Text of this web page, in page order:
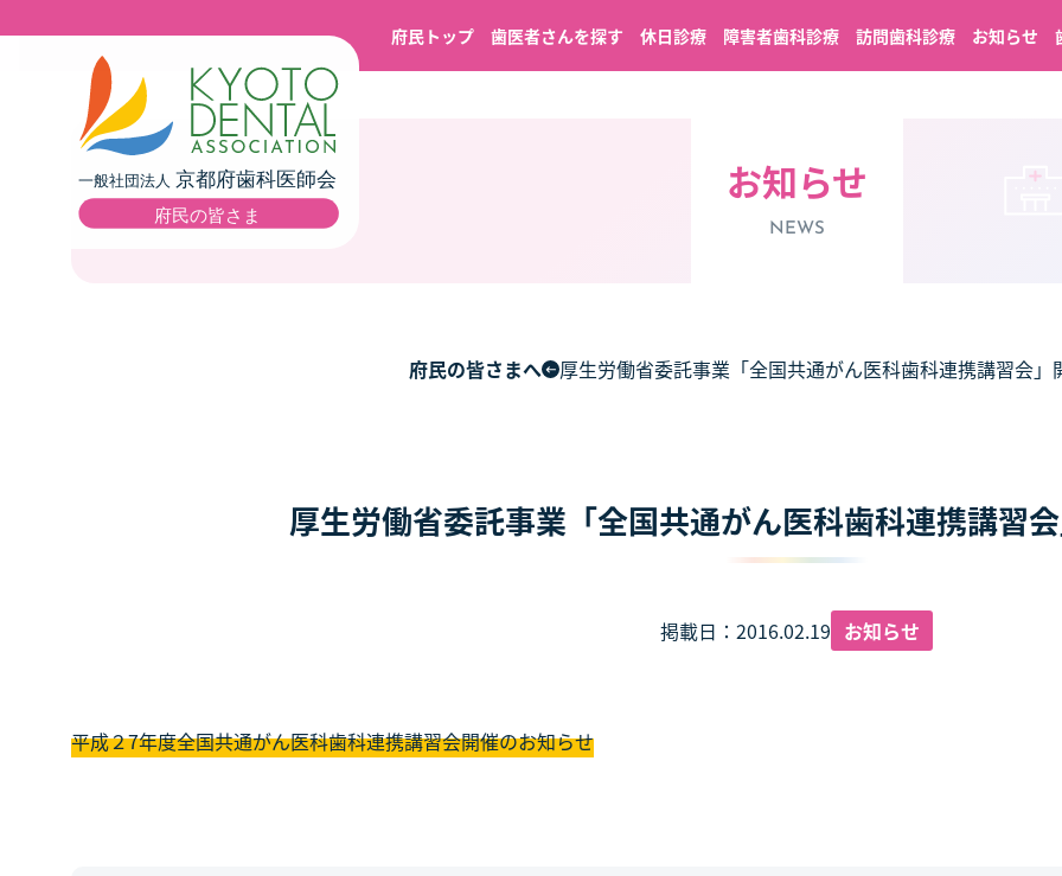
府民トップ 歯医者さんを探す 休日診療 障害者歯科診療 訪問歯科診療 お知らせ
お知らせ
NEWS
府民の皆さまへ 厚生労働省委託事業「全国共通がん医科歯科連携講習会」
厚生労働省委託事業「全国共通がん医科歯科連携講習
掲載日：2016.02.19 お知らせ
平成２7年度全国共通がん医科歯科連携講習会開催のお知らせ